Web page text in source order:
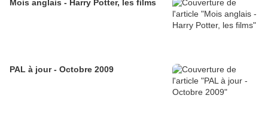
Mois anglais - Harry Potter, les films
PAL à jour - Octobre 2009